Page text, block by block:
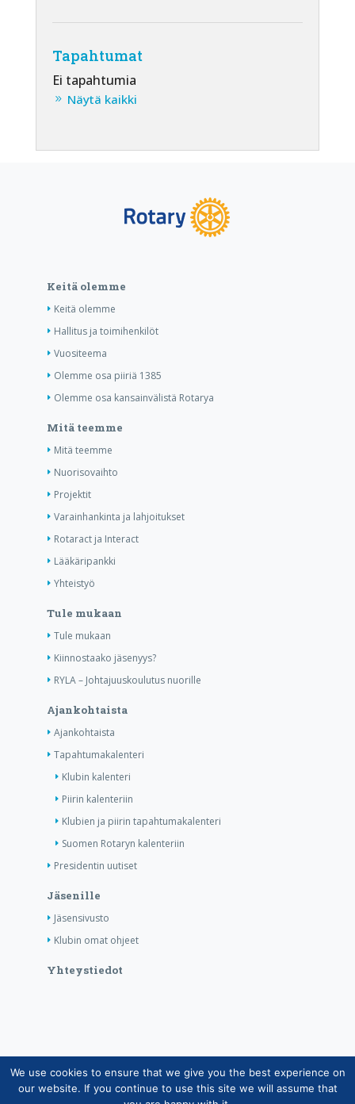
Tapahtumat
Ei tapahtumia
Näytä kaikki
Keitä olemme
Keitä olemme
Hallitus ja toimihenkilöt
Vuositeema
Olemme osa piiriä 1385
Olemme osa kansainvälistä Rotarya
Mitä teemme
Mitä teemme
Nuorisovaihto
Projektit
Varainhankinta ja lahjoitukset
Rotaract ja Interact
Lääkäripankki
Yhteistyö
Tule mukaan
Tule mukaan
Kiinnostaako jäsenyys?
RYLA – Johtajuuskoulutus nuorille
Ajankohtaista
Ajankohtaista
Tapahtumakalenteri
Klubin kalenteri
Piirin kalenteriin
Klubien ja piirin tapahtumakalenteri
Suomen Rotaryn kalenteriin
Presidentin uutiset
Jäsenille
Jäsensivusto
Klubin omat ohjeet
Yhteystiedot
Copyright © Suomen Rotarypalvelu ry 2026 |
Jäsentietojärjestelmän tietosuojaseloste|Henkilötietojen
We use cookies to ensure that we give you the best experience on
our website. If you continue to use this site we will assume that